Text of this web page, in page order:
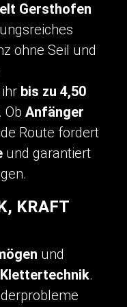
Gersthofen
ohne Seil und
bis zu 4,50
Ob Anfänger
Route fordert
und garantiert
KRAFT
und
Klettertechnik.